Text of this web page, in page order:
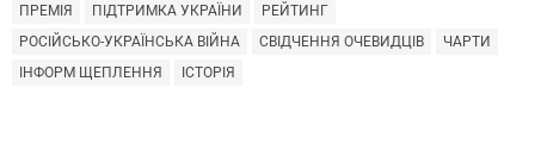
ПРЕМІЯ
ПІДТРИМКА УКРАЇНИ
РЕЙТИНГ
РОСІЙСЬКО-УКРАЇНСЬКА ВІЙНА
СВІДЧЕННЯ ОЧЕВИДЦІВ
ЧАРТИ
ІНФОРМ ЩЕПЛЕННЯ
ІСТОРІЯ